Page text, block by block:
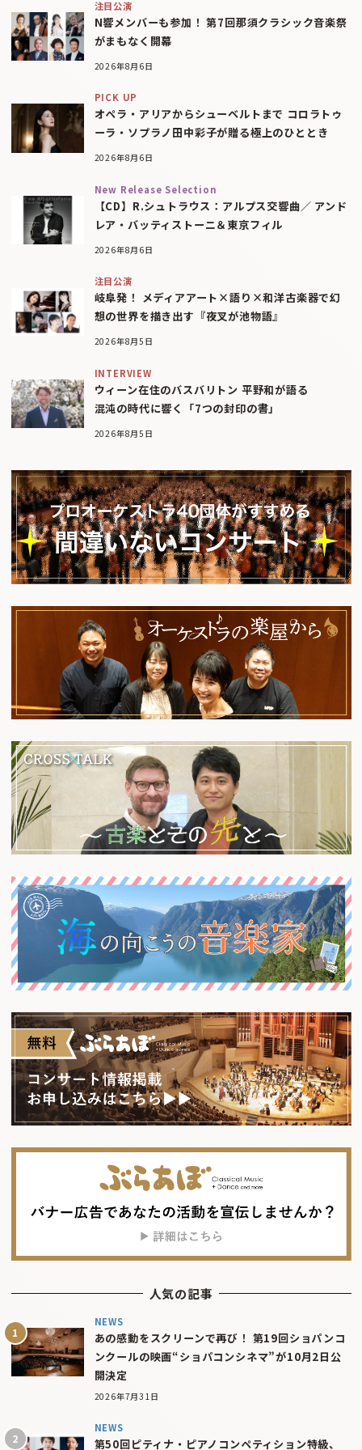
注目公演
N響メンバーも参加！ 第7回那須クラシック音楽祭
がまもなく開幕
2026年8月6日
PICK UP
オペラ・アリアからシューベルトまで コロラトゥ
ーラ・ソプラノ田中彩子が贈る極上のひととき
2026年8月6日
New Release Selection
【CD】R.シュトラウス：アルプス交響曲／ アンド
レア・バッティストーニ＆東京フィル
2026年8月6日
注目公演
岐阜発！ メディアアート×語り×和洋古楽器で幻
想の世界を描き出す『夜叉が池物語』
2026年8月5日
INTERVIEW
ウィーン在住のバスバリトン 平野和が語る
混沌の時代に響く「7つの封印の書」
2026年8月5日
人気の記事
NEWS
あの感動をスクリーンで再び！ 第19回ショパンコ
ンクールの映画“ショパコンシネマ”が10月2日公
開決定
2026年7月31日
NEWS
第50回ピティナ・ピアノコンペティション特級、